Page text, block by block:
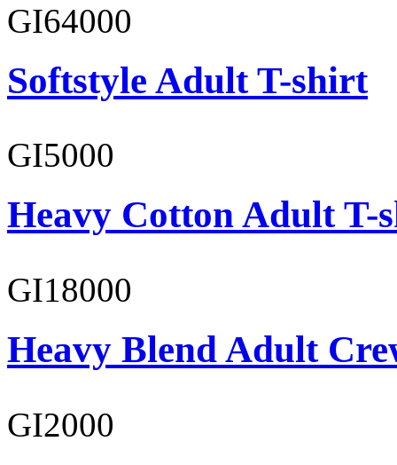
GI64000
Softstyle Adult T-shirt
GI5000
Heavy Cotton Adult T-
GI18000
Heavy Blend Adult
GI2000